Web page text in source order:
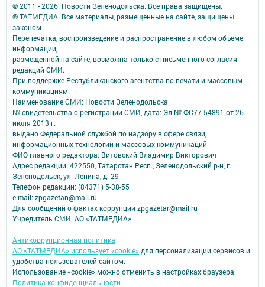
© 2011 - 2026. Новости Зеленодольска. Все права защищены.
© ТАТМЕДИА. Все материалы, размещенные на сайте, защищены
законом.
Перепечатка, воспроизведение и распространение в любом объеме
информации,
размещенной на сайте, возможна только с письменного согласия
редакций СМИ.
При поддержке Республиканского агентства по печати и массовым
коммуникациям.
Наименование СМИ: Новости Зеленодольска
№ свидетельства о регистрации СМИ, дата: Эл № ФС77-54891 от 26
июля 2013 г.
выдано Федеральной службой по надзору в сфере связи,
информационных технологий и массовых коммуникаций
ФИО главного редактора: Витовский Владимир Викторович
Адрес редакции: 422550, Татарстан Респ., Зеленодольский р-н, г.
Зеленодольск, ул. Ленина, д. 29
Телефон редакции: (84371) 5-38-55
e-mail: zpgazetan@mail.ru
Для сообщений о фактах коррупции zpgazetar@mail.ru
Учредитель СМИ: АО «ТАТМЕДИА»
Антикоррупционная политика
АО «ТАТМЕДИА» использует «cookie» для персонализации сервисов и
удобства пользователей сайтом.
Использование «cookie» можно отменить в настройках браузера.
Политика конфиденциальности